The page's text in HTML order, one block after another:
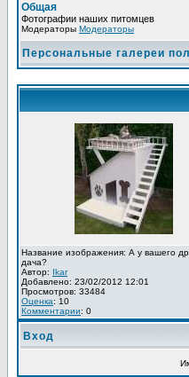
Общая
Фотографии наших питомцев
Модераторы Модераторы
Персональные галереи
Название изображения: А у вашего
дача?
Автор: Ikar
Добавлено: 23/02/2012 12:01
Просмотров: 33484
Оценка: 10
Комментарии: 0
Вход